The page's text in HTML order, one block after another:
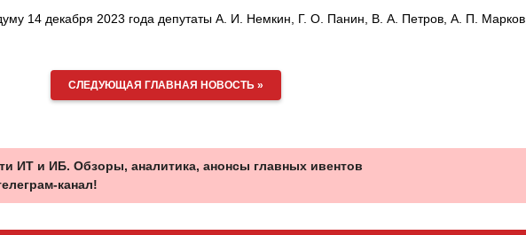
14 декабря 2023 года депутаты А. И. Немкин, Г. О. Панин, В. А. Петров, А. П. Марков,
СЛЕДУЮЩАЯ ГЛАВНАЯ НОВОСТЬ »
ИТ и ИБ. Обзоры, аналитика, анонсы главных ивентов
канал!